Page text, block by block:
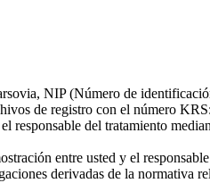
NIP (Número de
de registro con el número
responsable del tratamiento
entre usted y el
derivadas de la normativa